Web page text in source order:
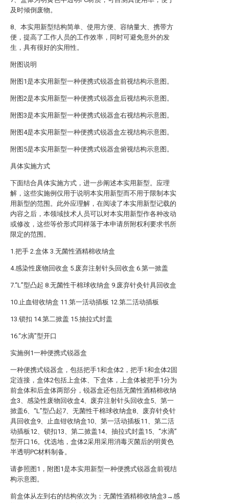
及时倾倒废物。
8、本实用新型结构简单、使用方便、容纳量大、携带方
便，提高了工作人员的工作效率，同时可避免意外的发
生，具有很好的实用性。
附图说明
附图1是本实用新型一种便携式锐器盒前视结构示意图。
附图2是本实用新型一种便携式锐器盒后视结构示意图。
附图3是本实用新型一种便携式锐器盒右视结构示意图。
附图4是本实用新型一种便携式锐器盒左视结构示意图。
附图5是本实用新型一种便携式锐器盒俯视结构示意图。
具体实施方式
下面结合具体实施方式，进一步阐述本实用新型。应理
解，这些实施例仅用于说明本实用新型而不用于限制本实
用新型的范围。此外应理解，在阅读了本实用新型记载的
内容之后，本领域技术人员可以对本实用新型作各种改动
或修改，这些等价形式同样落于本申请所附权利要求书所
限定的范围。
1.把手 2.盒体 3.无菌性酒精棉收纳盒
4.感染性废物回收盒 5.废弃注射针头回收盒 6.第一掀盖
7.“L”型凸起 8.无菌性干棉球收纳盒 9.废弃针灸针具回收盒
10.止血钳收纳盒 11.第一活动插板 12.第二活动插板
13.锁扣 14.第二掀盖 15.抽拉式封盖
16.“水滴”型开口
实施例1一种便携式锐器盒
一种便携式锐器盒，包括把手1和盒体2，把手1和盒体2固
定连接，盒体2包括上盒体、下盒体，上盒体被把手1分为
前盒体和后盒体两部分，锐器盒还包括无菌性酒精棉收纳
盒3、感染性废物回收盒4、废弃注射针头回收盒5、第一
掀盖6、“L”型凸起7、无菌性干棉球收纳盒8、废弃针灸针
具回收盒9、止血钳收纳盒10、第一活动插板11、第二活
动插板12、锁扣13、第二掀盖14、抽拉式封盖15、“水滴”
型开口16。优选地，盒体2采用采用消毒灭菌后的明黄色
半透明PC材料制备。
请参照图1，附图1是本实用新型一种便携式锐器盒前视结
构示意图。
前盒体从左到右的结构依次为：无菌性酒精棉收纳盒3→感